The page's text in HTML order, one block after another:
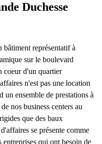
Duchesse
bâtiment représentatif à
sur le boulevard
coeur d'un quartier
n'est pas une location
un ensemble de prestations à
nos business centers au
que des baux
se présente comme
qui ont besoin de